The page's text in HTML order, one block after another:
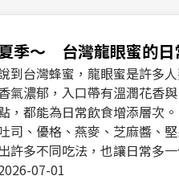
季～ 台灣龍眼蜜的日
到台灣蜂蜜，龍眼蜜是許多
氣濃郁，入口帶有溫潤花香
，都能為日常飲食增添層次
司、優格、燕麥、芝麻醬、
許多不同吃法，也讓日常多
07-01